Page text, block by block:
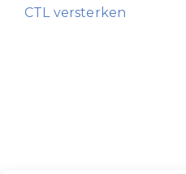
CTL versterken